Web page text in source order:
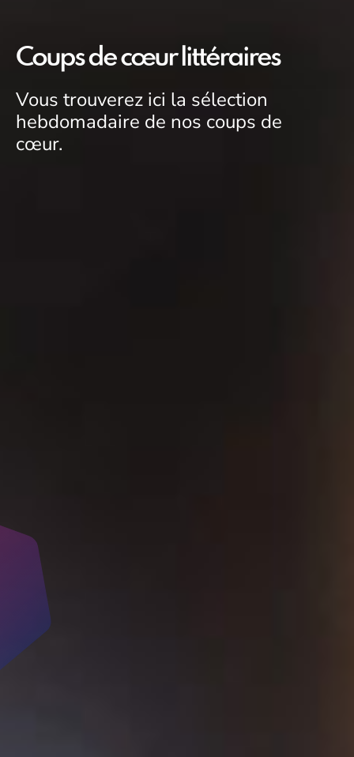
Coups de cœur littéraires
Vous trouverez ici la sélection
hebdomadaire de nos coups de
cœur.